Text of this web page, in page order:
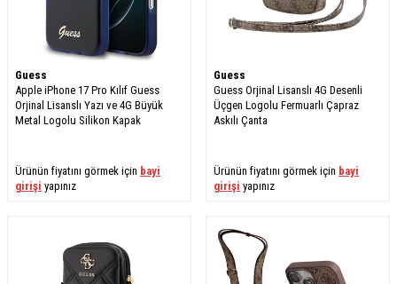
Guess
Apple iPhone 17 Pro Kılıf Guess
Orjinal Lisanslı Yazı ve 4G Büyük
Metal Logolu Silikon Kapak
Ürünün fiyatını görmek için bayi
girişi yapınız
Guess
Guess Orjinal Lisanslı 4G Desenli
Üçgen Logolu Fermuarlı Çapraz
Askılı Çanta
Ürünün fiyatını görmek için bayi
girişi yapınız